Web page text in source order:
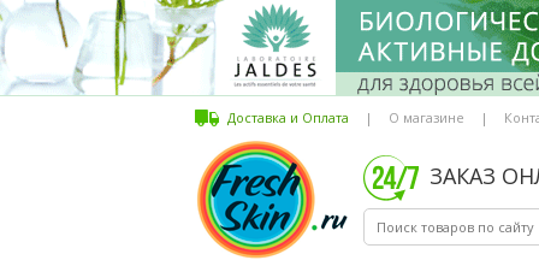
Доставка и Оплата | О магазине |
ЗАКАЗ